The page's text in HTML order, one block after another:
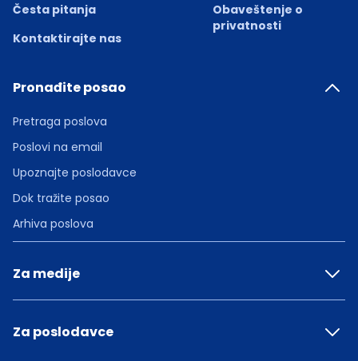
Česta pitanja
Kontaktirajte nas
Obaveštenje o
privatnosti
Pronađite posao
Pretraga poslova
Poslovi na email
Upoznajte poslodavce
Dok tražite posao
Arhiva poslova
Za medije
Za poslodavce